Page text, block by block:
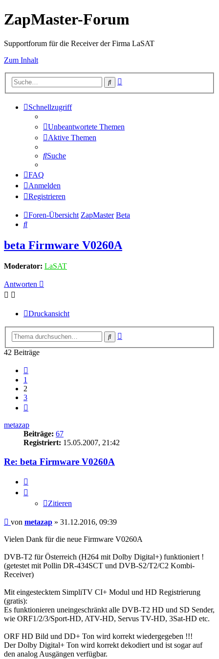
ZapMaster-Forum
Supportforum für die Receiver der Firma LaSAT
Zum Inhalt
Suche
Schnellzugriff
Unbeantwortete Themen
Aktive Themen
Suche
FAQ
Anmelden
Registrieren
Foren-Übersicht ZapMaster Beta
Suche
beta Firmware V0260A
Moderator: LaSAT
Antworten
Druckansicht
Suche
42 Beiträge
1
2
3
metazap
Beiträge: 67
Registriert: 15.05.2007, 21:42
Re: beta Firmware V0260A
Zitieren
Beitrag
von metazap » 31.12.2016, 09:39
Vielen Dank für die neue Firmware V0260A
DVB-T2 für Österreich (H264 mit Dolby Digital+) funktioniert !
(getestet mit Pollin DR-434SCT und DVB-S2/T2/C2 Kombi-
Receiver)
Mit eingestecktem SimpliTV CI+ Modul und HD Registrierung
(gratis):
Es funktionieren uneingeschränkt alle DVB-T2 HD und SD Sender,
wie ORF1/2/3/Sport-HD, ATV-HD, Servus TV-HD, 3Sat-HD etc.
ORF HD Bild und DD+ Ton wird korrekt wiedergegeben !!!
Der Dolby Digital+ Ton wird korrekt dekodiert und ist sogar auf
den analog Ausgängen verfügbar.